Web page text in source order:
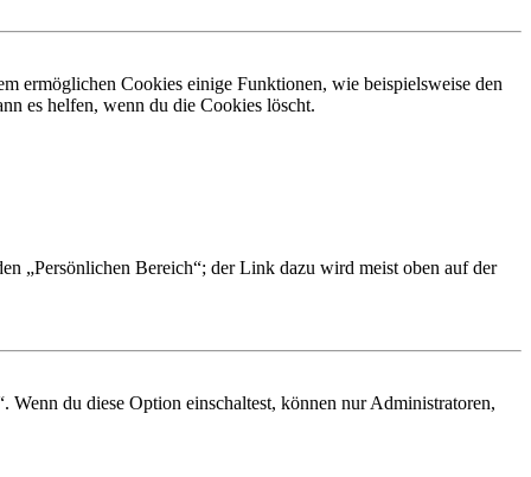
ermöglichen Cookies einige Funktionen, wie beispielsweise den
es helfen, wenn du die Cookies löscht.
„Persönlichen Bereich“; der Link dazu wird meist oben auf der
du diese Option einschaltest, können nur Administratoren,